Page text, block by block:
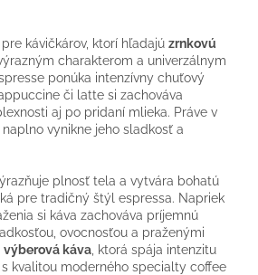
kávičkárov, ktorí hľadajú zrnkovú
charakterom a univerzálnym
ponúka intenzívny chuťový
či latte si zachováva
aj po pridaní mlieka. Práve v
vynikne jeho sladkosť a
plnosť tela a vytvára bohatú
pre tradičný štýl espressa. Napriek
si káva zachováva príjemnú
ovocnosťou a praženými
výberová káva , ktorá spája intenzitu
kvalitou moderného specialty coffee